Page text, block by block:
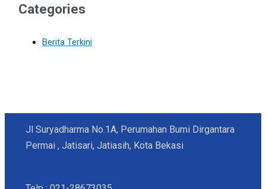
Categories
Berita Terkini
Jl Suryadharma No.1A, Perumahan Bumi Dirgantara
Permai , Jatisari, Jatiasih, Kota Bekasi